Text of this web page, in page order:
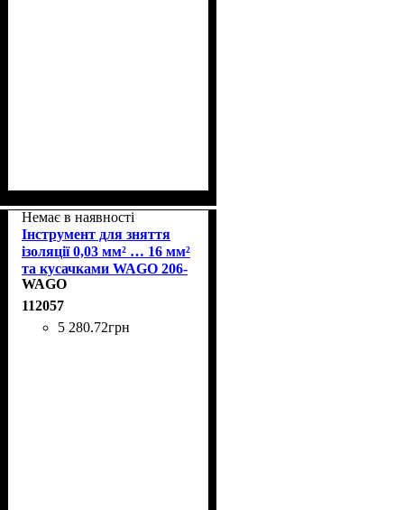
Немає в наявності
Інструмент для зняття
ізоляції 0,03 мм² … 16 мм²
та кусачками WAGO 206-
1125
WAGO
112057
5 280.72грн